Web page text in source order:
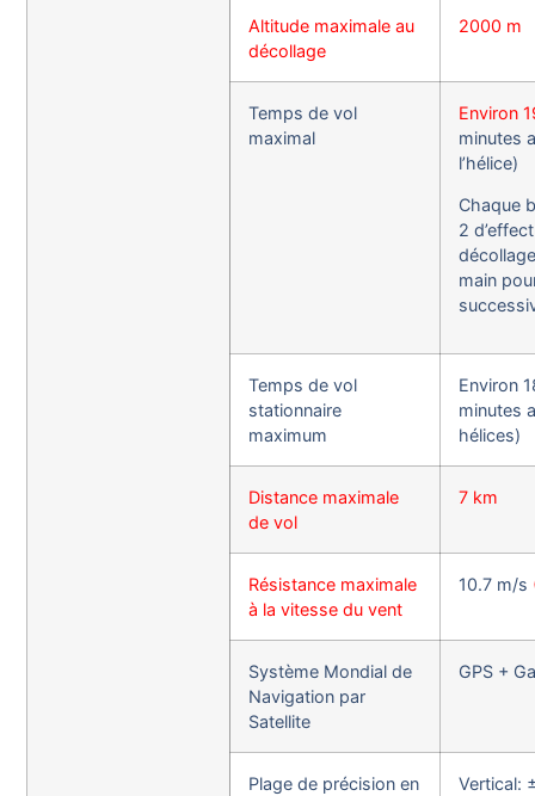
Altitude maximale au
décollage
2000 m
Temps de vol
maximal
Environ
minutes
l’hélice)
Chaque
2
main
Temps de vol
stationnaire
maximum
Environ
minutes
hélices)
Distance maximale
de vol
7 km
Résistance maximale
à la vitesse du vent
10.7 m/s
Système Mondial de
Navigation par
Satellite
GPS +
Plage de précision en
Vertical: